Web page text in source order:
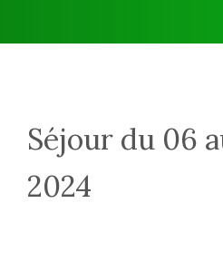
Séjour du 06
2024